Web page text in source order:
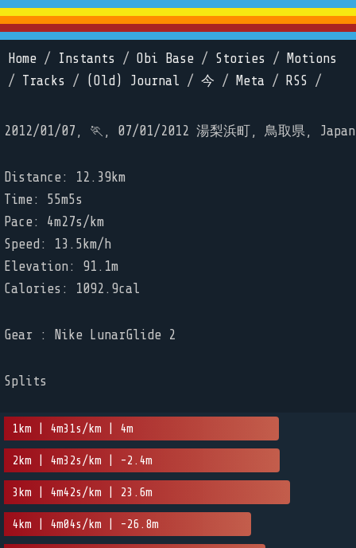
Home / Instants / Obi Base / Stories /
Motions
/ Tracks / (Old) Journal / 今 / Meta / RSS /
2012/01/07, 🏃, 07/01/2012 湯梨浜町, 鳥取県, Japan
Distance: 12.39km
Time: 55m5s
Pace: 4m27s/km
Speed: 13.5km/h
Elevation: 91.1m
Calories: 1092.9cal
Gear : Nike LunarGlide 2
Splits
1km | 4m31s/km | 4m
2km | 4m32s/km | -2.4m
3km | 4m42s/km | 23.6m
4km | 4m04s/km | -26.8m